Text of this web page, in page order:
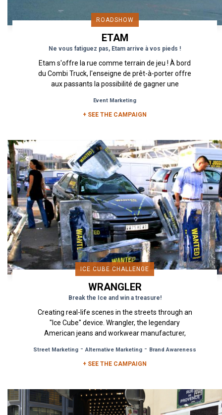
ROADSHOW
ETAM
Ne vous fatiguez pas, Etam arrive à vos pieds !
Etam s'offre la rue comme terrain de jeu ! À bord
du Combi Truck, l'enseigne de prêt-à-porter offre
aux passants la possibilité de gagner une
Event Marketing
+ SEE THE CAMPAIGN
ICE CUBE CHALLENGE
WRANGLER
Break the Ice and win a treasure!
Creating real-life scenes in the streets through an
"Ice Cube" device. Wrangler, the legendary
American jeans and workwear manufacturer,
Street Marketing -Alternative Marketing - Brand Awareness
+ SEE THE CAMPAIGN